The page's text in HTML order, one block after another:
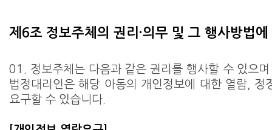
제6조 정보주체의 권리·의무 및 그 행사방법
01. 정보주체는 다음과 같은 권리를 행사할 수 있으
법정대리인은 해당 아동의 개인정보에 대한 열람, 정
요구할 수 있습니다.